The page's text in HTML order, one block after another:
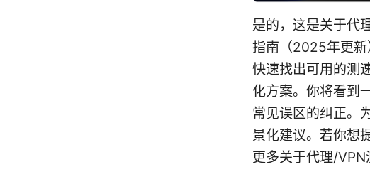
是的，这是关于代
指南（2025年更新
快速找出可用的测
化方案。你将看到
常见误区的纠正。
景化建议。若你想
更多关于代理/VPN